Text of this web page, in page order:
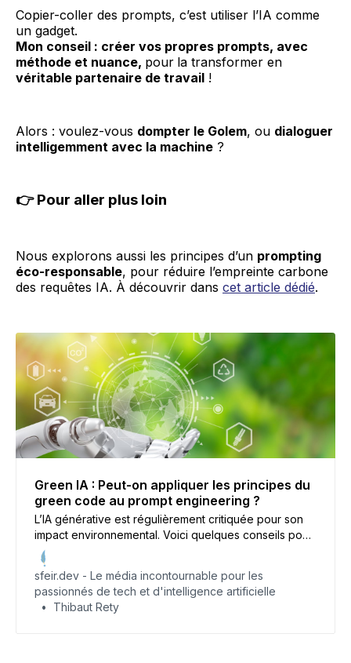
Copier-coller des prompts, c’est utiliser l’IA comme
un gadget.
Mon conseil : créer vos propres prompts, avec
méthode et nuance, pour la transformer en
véritable partenaire de travail !
Alors : voulez-vous dompter le Golem, ou dialoguer
intelligemment avec la machine ?
👉 Pour aller plus loin
Nous explorons aussi les principes d’un prompting
éco-responsable, pour réduire l’empreinte carbone
des requêtes IA. À découvrir dans cet article dédié.
Green IA : Peut-on appliquer les principes du
green code au prompt engineering ?
L’IA générative est régulièrement critiquée pour son
impact environnemental. Voici quelques conseils pour
limiter votre empreinte carbone lors de la création de
prompts.
sfeir.dev - Le média incontournable pour les
passionnés de tech et d'intelligence artificielle
Thibaut Rety